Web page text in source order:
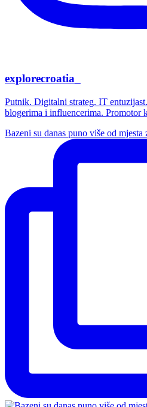
explorecroatia_
Putnik. Digitalni strateg. IT
blogerima i influencerima. Promotor
Bazeni su danas puno više od mjesta